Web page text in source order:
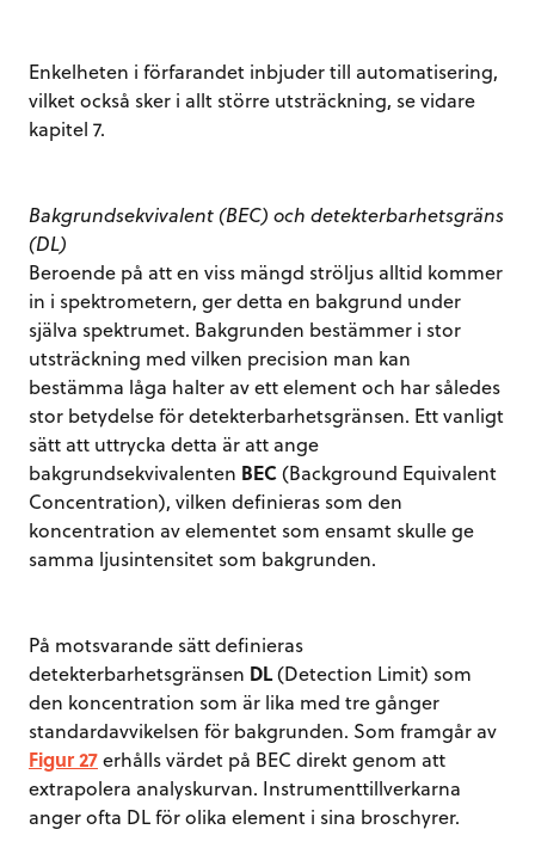
Enkelheten i förfarandet inbjuder till automatisering,
vilket också sker i allt större utsträckning, se vidare
kapitel 7.
Bakgrundsekvivalent (BEC) och detekterbarhetsgräns
(DL)
Beroende på att en viss mängd ströljus alltid kommer
in i spektrometern, ger detta en bakgrund under
själva spektrumet. Bakgrunden bestämmer i stor
utsträckning med vilken precision man kan
bestämma låga halter av ett element och har således
stor betydelse för detekterbarhetsgränsen. Ett vanligt
sätt att uttrycka detta är att ange
bakgrundsekvivalenten BEC(Background Equivalent
Concentration), vilken definieras som den
koncentration av elementet som ensamt skulle ge
samma ljusintensitet som bakgrunden.
På motsvarande sätt definieras
detekterbarhetsgränsen DL(Detection Limit) som
den koncentration som är lika med tre gånger
standardavvikelsen för bakgrunden. Som framgår av
Figur 27erhålls värdet på BEC direkt genom att
extrapolera analyskurvan. Instrumenttillverkarna
anger ofta DL för olika element i sina broschyrer.